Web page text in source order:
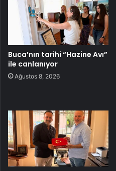
Buca’nın tarihi “Hazine Avı”
ile canlanıyor
Ağustos 8, 2026